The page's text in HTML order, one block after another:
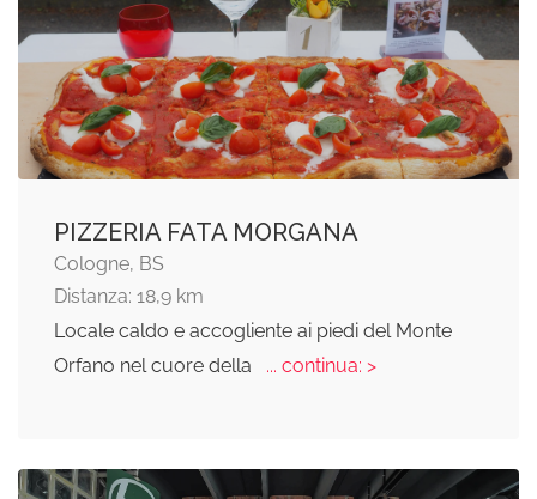
PIZZERIA FATA MORGANA
Cologne, BS
Distanza: 18,9 km
Locale caldo e accogliente ai piedi del Monte
Orfano nel cuore della
... continua: >